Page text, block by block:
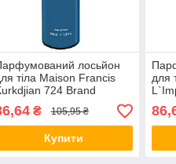
лосьйон
тіла Maison Francis
724 Brand
200 мл
₴ 105,95 ₴
Купити
для